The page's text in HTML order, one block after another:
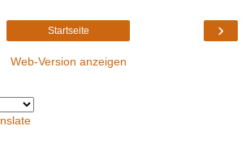
›
Startseite
Web-Version anzeigen